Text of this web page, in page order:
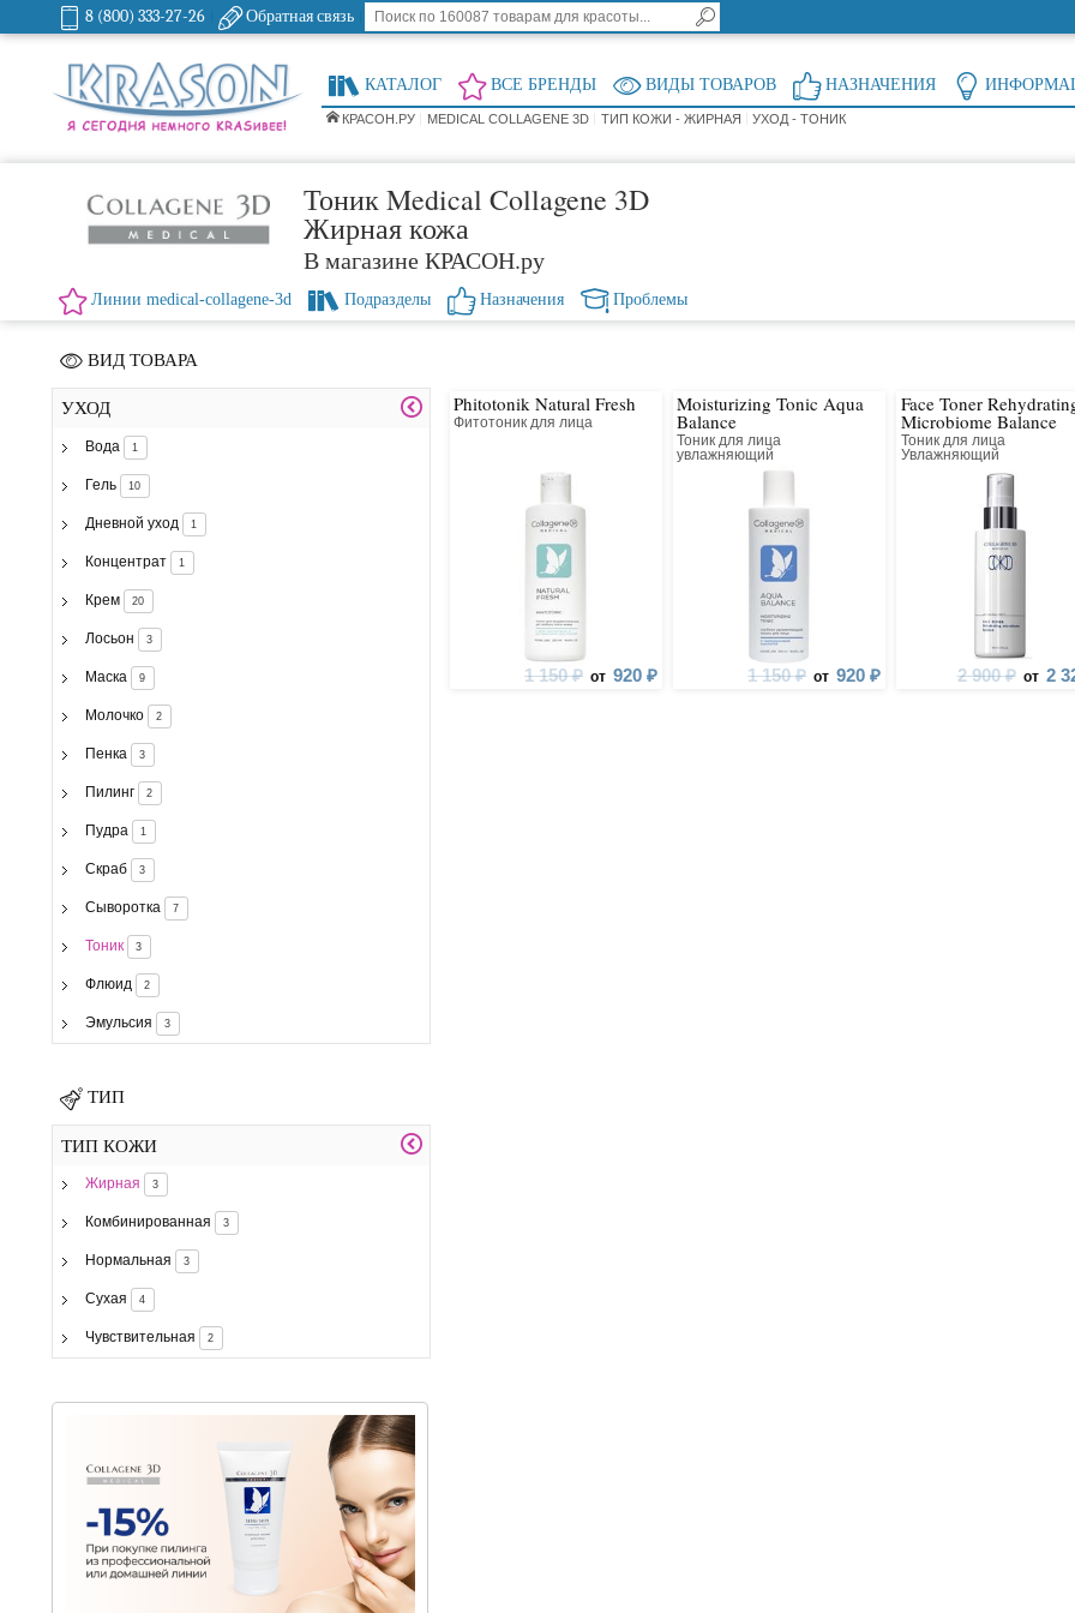
8 (800) 333-27-26 Обратная связь
КАТАЛОГ ВСЕ БРЕНДЫ ВИДЫ ТОВАРОВ НАЗНАЧЕНИЯ
КРАСОН.РУ MEDICAL COLLAGENE 3D ТИП КОЖИ - ЖИРНАЯ УХОД - ТОНИК
Тоник Medical Collagene 3D
Жирная кожа
В магазине КРАСОН.ру
Линии medical-collagene-3d Подразделы Назначения Проблемы
ВИД ТОВАРА
УХОД
Вода 1
Гель 10
Дневной уход 1
Концентрат 1
Крем 20
Лосьон 3
Маска 9
Молочко 2
Пенка 3
Пилинг 2
Пудра 1
Скраб 3
Сыворотка 7
Тоник 3
Флюид 2
Эмульсия 3
ТИП
ТИП КОЖИ
Жирная 3
Комбинированная 3
Нормальная 3
Сухая 4
Чувствительная 2
Phitotonik Natural Fresh
Фитотоник для лица
1 150 ₽ от 920 ₽
Moisturizing Tonic Aqua
Balance
Тоник для лица
увлажняющий
1 150 ₽ от 920 ₽
Face Toner
Microbiome Balance
Тоник для лица
Увлажняющий
Восстановление
2 900 ₽ от 2